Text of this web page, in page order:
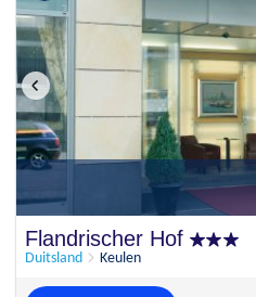
Flandrischer Hof
Duitsland Keulen